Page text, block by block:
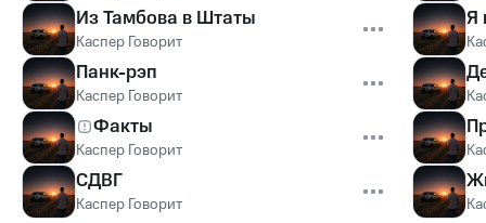
Из Тамбова в Штаты
Каспер Говорит
Панк-рэп
Каспер Говорит
Факты
Каспер Говорит
СДВГ
Каспер Говорит
Я